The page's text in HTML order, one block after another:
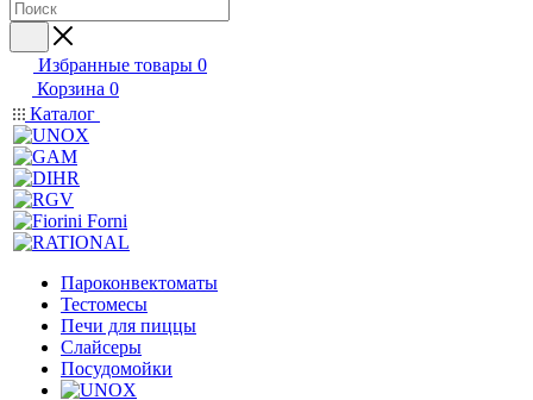
Избранные товары 0
Корзина 0
Каталог
Пароконвектоматы
Тестомесы
Печи для пиццы
Слайсеры
Посудомойки